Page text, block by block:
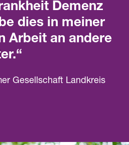
Demenz
dies in meiner
Arbeit an andere
Gesellschaft Landkreis